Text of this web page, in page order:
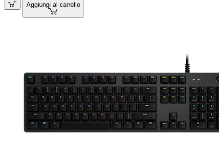
Aggiungi al carrello